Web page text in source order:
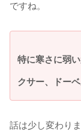
ですね。
特に寒さに弱
クサー、ドー
話は少し変わり